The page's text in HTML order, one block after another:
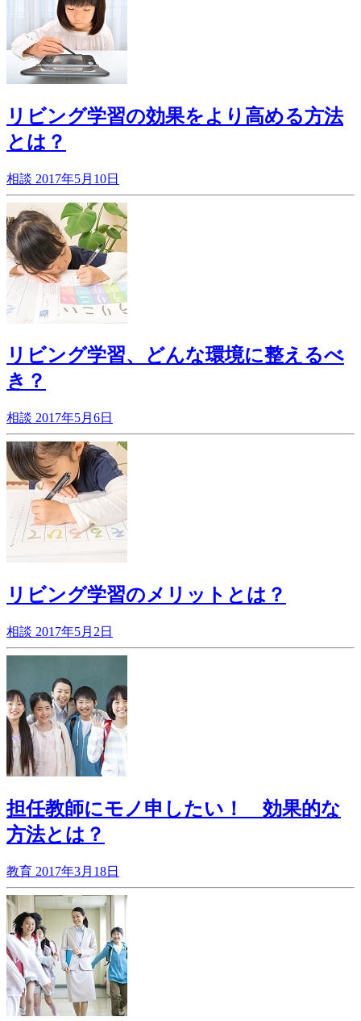
リビング学習の効果をより高める方法
とは？
相談 2017年5月10日
リビング学習、どんな環境に整えるべ
き？
相談 2017年5月6日
リビング学習のメリットとは？
相談 2017年5月2日
担任教師にモノ申したい！ 効果的な
方法とは？
教育 2017年3月18日